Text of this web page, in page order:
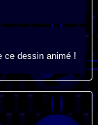
ce dessin animé !